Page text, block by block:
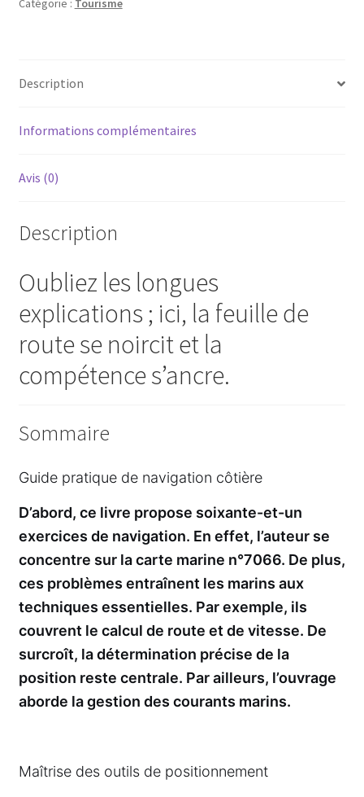
cartes
Catégorie : Tourisme
Description
Informations complémentaires
Avis (0)
Description
Oubliez les longues
explications ; ici, la feuille de
route se noircit et la
compétence s’ancre.
Sommaire
Guide pratique de navigation côtière
D’abord, ce livre propose soixante-et-un
exercices de navigation. En effet, l’auteur se
concentre sur la carte marine n°7066. De plus,
ces problèmes entraînent les marins aux
techniques essentielles. Par exemple, ils
couvrent le calcul de route et de vitesse. De
surcroît, la détermination précise de la
position reste centrale. Par ailleurs, l’ouvrage
aborde la gestion des courants marins.
Maîtrise des outils de positionnement